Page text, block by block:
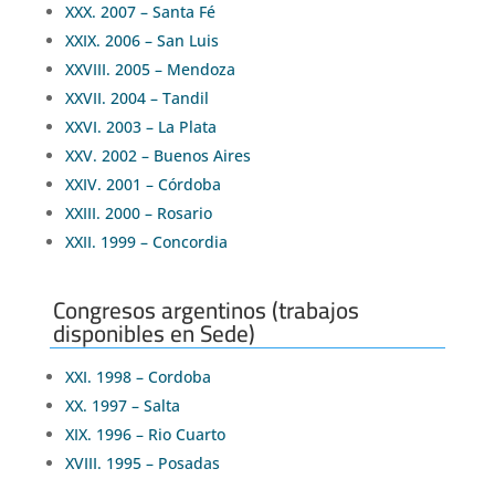
XXX. 2007 – Santa Fé
XXIX. 2006 – San Luis
XXVIII. 2005 – Mendoza
XXVII. 2004 – Tandil
XXVI. 2003 – La Plata
XXV. 2002 – Buenos Aires
XXIV. 2001 – Córdoba
XXIII. 2000 – Rosario
XXII. 1999 – Concordia
Congresos argentinos (trabajos
disponibles en Sede)
XXI. 1998 – Cordoba
XX. 1997 – Salta
XIX. 1996 – Rio Cuarto
XVIII. 1995 – Posadas